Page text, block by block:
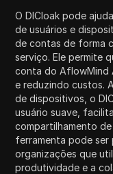
O DICloak pode
de usuários e
de contas de forma
serviço. Ele permite
conta do AflowMind
e reduzindo custos.
de dispositivos, o
usuário suave,
compartilhamento
ferramenta pode ser
organizações que
produtividade e a